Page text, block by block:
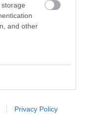
and other
Privacy Policy
A MARKHOT FERENC
MINT 70 ...